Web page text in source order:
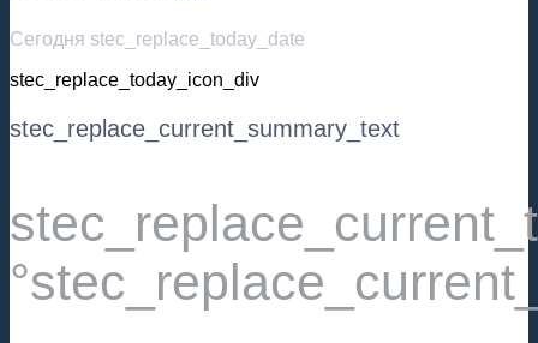
Сегодня stec_replace_today_date
stec_replace_today_icon_div
stec_replace_current_summary_text